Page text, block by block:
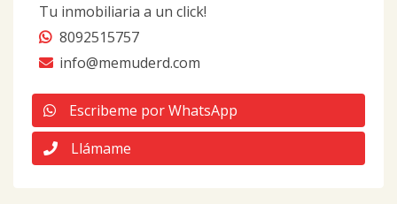
Tu inmobiliaria a un click!
8092515757
info@memuderd.com
Escribeme por WhatsApp
Llámame